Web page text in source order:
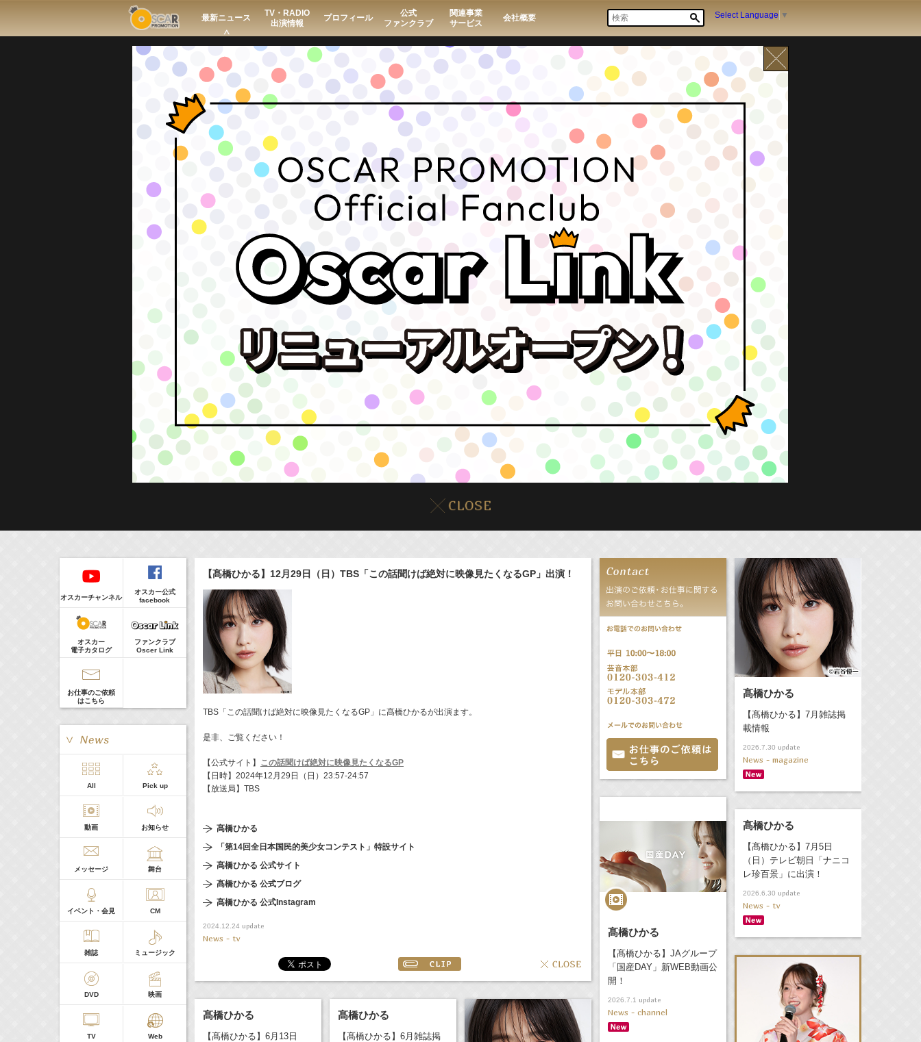
最新ニュース
TV・RADIO
出演情報
プロフィール
公式
ファンクラブ
関連事業
サービス
会社概要 Select Language ▼
8/6(Thu)
イベント
販売情報
24:00-24:30(TV)
一緒にごはんをたべるだけ
> More
【髙橋ひかる】12月29日（日）TBS「この話聞けば絶対に映像見たくなるGP」出演！
TBS「この話聞けば絶対に映像見たくなるGP」に髙橋ひかるが出演ます。
是非、ご覧ください！
【公式サイト】 この話聞けば絶対に映像見たくなるGP
【日時】2024年12月29日（日）23:57-24:57
【放送局】TBS
髙橋ひかる
「第14回全日本国民的美少女コンテスト」特設サイト
髙橋ひかる 公式サイト
髙橋ひかる 公式ブログ
髙橋ひかる 公式Instagram
2024.12.24 update
News - tv
髙橋ひかる
【髙橋ひかる】7月雑誌掲
載情報
2026.7.30 update
News - magazine
髙橋ひかる
【髙橋ひかる】JAグループ
「国産DAY」新WEB動画公
開！
2026.7.1 update
News - channel
髙橋ひかる
【髙橋ひかる】7月5日
（日）テレビ朝日「ナニコ
レ珍百景」に出演！
2026.6.30 update
News - tv
髙橋ひかる
【髙橋ひかる】6月13日
髙橋ひかる
【髙橋ひかる】6月雑誌掲
オスカーチャンネル
オスカー公式
facebook
オスカー
電子カタログ
ファンクラブ
Oscer Link
お仕事のご依頼
はこちら
All Pick up
動画 お知らせ
メッセージ 舞台
イベント・会見 CM
雑誌 ミュージック
DVD 映画
TV Web
Regular
Guest
本日の出演
５０音順
CLIP